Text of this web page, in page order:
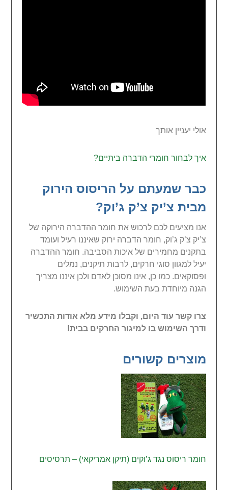
אולי יעניין אותך
איך לבחור חומרי הדברה ביתיים?
כבר שמעתם על הריסוס הירוק
מבית צ’יק צ’ק ג’וק?
אנו מציעים לכם לרכוש את חומר ההדברה הירוקה של
צ’יק צ’ק ג’וק, חומר הדברה ירוק שאיננו רעיל ועומד
בתקנים מחמירים של איכות הסביבה. חומר ההדברה
יעיל למגוון סוגי חרקים, לרבות תיקנים, נמלים
ופסוקאים. כמו כן, אינו מסוכן לאדם ולכן איננו מצריך
הגנה מיוחדת בעת השימוש.
צרו קשר עוד היום, וקבלו מידע מלא אודות התכשיר
ודרך השימוש בו למיגור החרקים בבית!
מוצרים קשורים
חומר ריסוס נגד ג’וקים (תיקן אמריקאי) – תרסיסים